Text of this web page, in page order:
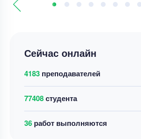
Сейчас онлайн
4183 преподавателей
77408студента
42 работ выполняются